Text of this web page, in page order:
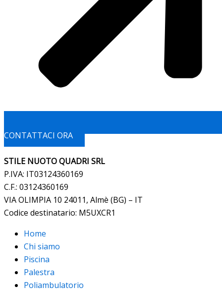
CONTATTACI ORA
STILE NUOTO QUADRI SRL
P.IVA: IT03124360169
C.F.: 03124360169
VIA OLIMPIA 10 24011, Almè (BG) – IT
Codice destinatario: M5UXCR1
Home
Chi siamo
Piscina
Palestra
Poliambulatorio